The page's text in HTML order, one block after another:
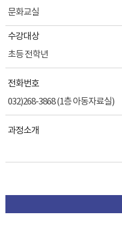
문화교실
수강대상
초등 전학년
전화번호
032)268-3868 (1층 아동자료실)
과정소개